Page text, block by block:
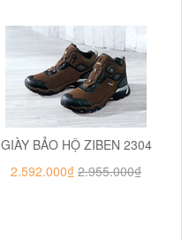
GIÀY BẢO HỘ ZIBEN 2304
2.592.000₫ 2.955.000₫